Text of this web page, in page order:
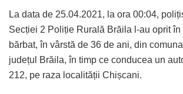
La data de 25.04.2021, la ora 00:04,
Secției 2 Poliție Rurală Brăila l-au oprit în
bărbat, în vârstă de 36 de ani, din
județul Brăila, în timp ce conducea un
212, pe raza localității Chișcani.